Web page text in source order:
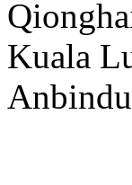
Kuala